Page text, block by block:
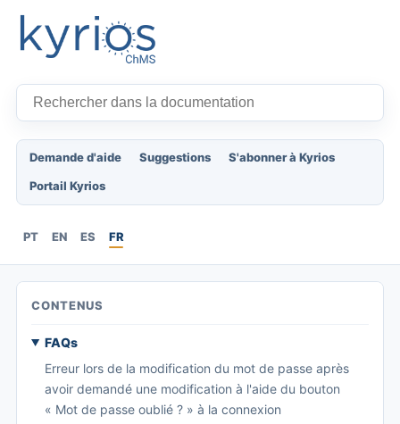
Demande d'aide Suggestions
S'abonner à Kyrios
Portail Kyrios
PT EN ES FR
CONTENUS
FAQs
Erreur lors de la modification du mot de passe après
avoir demandé une modification à l'aide du bouton
« Mot de passe oublié ? » à la connexion